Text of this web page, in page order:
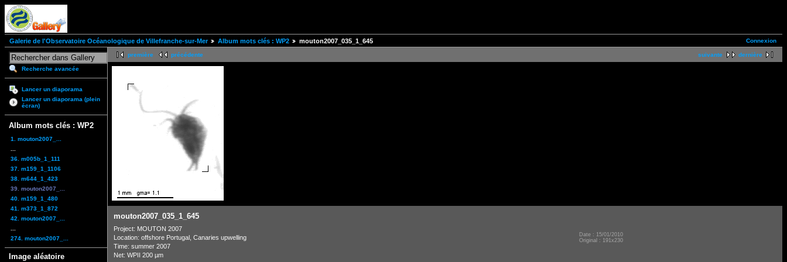
Connexion
Galerie de l'Observatoire Océanologique de Villefranche-sur-Mer Album mots clés : WP2 mouton2007_035_1_645
Recherche avancée
Lancer un diaporama
Lancer un diaporama (plein
écran)
Album mots clés : WP2
1. mouton2007_...
36. m005b_1_111
37. m159_1_1106
38. m644_1_423
39. mouton2007_...
40. m159_1_480
41. m373_1_872
42. mouton2007_...
274. mouton2007_...
Image aléatoire
suivante dernière
première précédente
mouton2007_035_1_645
Project: MOUTON 2007
Location: offshore Portugal, Canaries upwelling
Time: summer 2007
Net: WPII 200 µm
Date : 15/01/2010
Original : 191x230